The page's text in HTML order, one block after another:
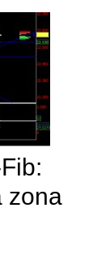
zona